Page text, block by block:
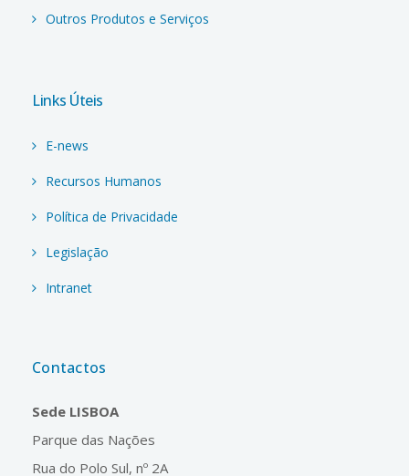
Outros Produtos e Serviços
Links Úteis
E-news
Recursos Humanos
Política de Privacidade
Legislação
Intranet
Contactos
Sede LISBOA
Parque das Nações
Rua do Polo Sul, nº 2A